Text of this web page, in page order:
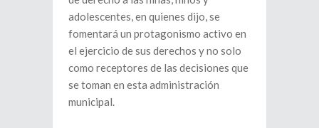
adolescentes, en quienes dijo, se
fomentará un protagonismo activo en
el ejercicio de sus derechos y no solo
como receptores de las decisiones que
se toman en esta administración
municipal.